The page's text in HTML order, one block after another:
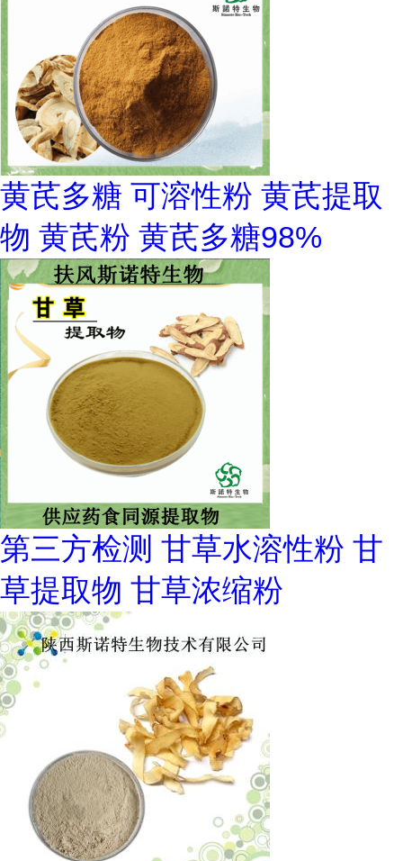
黄芪多糖 可溶性粉 黄芪提取
物 黄芪粉 黄芪多糖98%
第三方检测 甘草水溶性粉 甘
草提取物 甘草浓缩粉